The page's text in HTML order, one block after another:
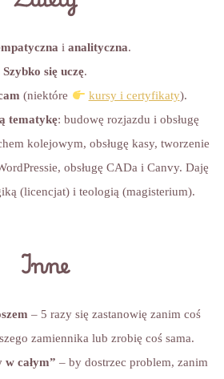
i analityczna.
Szybko się uczę.
(niektóre kursy i certyfikaty).
tematykę: budowę rozjazdu i obsługę
kolejowym, obsługę kasy, tworzenie
obsługę CADa i Canvy. Daję
(licencjat) i teologią (magisterium).
Inne
– 5 razy się zastanowię zanim coś
zamiennika lub zrobię coś sama.
całym” – by dostrzec problem, zanim